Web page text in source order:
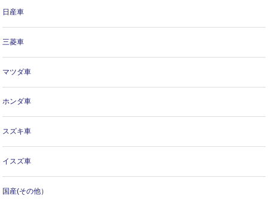
日産車
三菱車
マツダ車
ホンダ車
スズキ車
イスズ車
国産(その他）